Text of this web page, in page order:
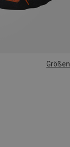
Größen